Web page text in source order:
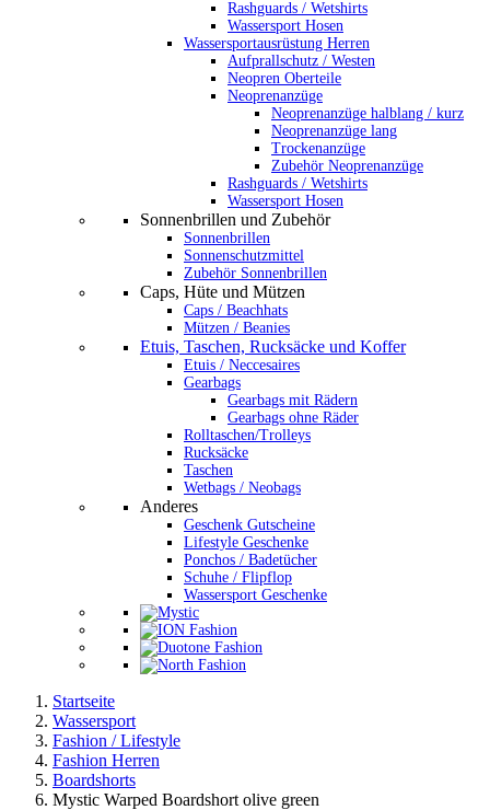
Rashguards / Wetshirts
Wassersport Hosen
Wassersportausrüstung Herren
Aufprallschutz / Westen
Neopren Oberteile
Neoprenanzüge
Neoprenanzüge halblang / kurz
Neoprenanzüge lang
Trockenanzüge
Zubehör Neoprenanzüge
Rashguards / Wetshirts
Wassersport Hosen
Sonnenbrillen und Zubehör
Sonnenbrillen
Sonnenschutzmittel
Zubehör Sonnenbrillen
Caps, Hüte und Mützen
Caps / Beachhats
Mützen / Beanies
Etuis, Taschen, Rucksäcke und Koffer
Etuis / Neccesaires
Gearbags
Gearbags mit Rädern
Gearbags ohne Räder
Rolltaschen/Trolleys
Rucksäcke
Taschen
Wetbags / Neobags
Anderes
Geschenk Gutscheine
Lifestyle Geschenke
Ponchos / Badetücher
Schuhe / Flipflop
Wassersport Geschenke
Startseite
Wassersport
Fashion / Lifestyle
Fashion Herren
Boardshorts
Mystic Warped Boardshort olive green